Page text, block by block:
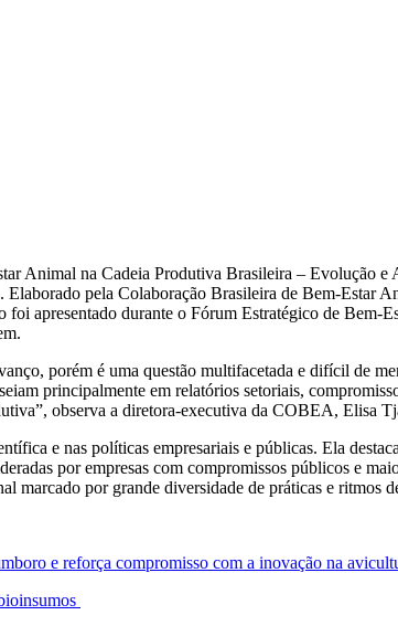
Animal na Cadeia Produtiva Brasileira – Evolução e
Elaborado pela Colaboração Brasileira de Bem-
foi apresentado durante o Fórum Estratégico de
porém é uma questão multifacetada e difícil de
principalmente em relatórios setoriais,
observa a diretora-executiva da COBEA, Elisa
e nas políticas empresariais e públicas. Ela
por empresas com compromissos públicos e
marcado por grande diversidade de práticas e ritmos
e reforça compromisso com a inovação na